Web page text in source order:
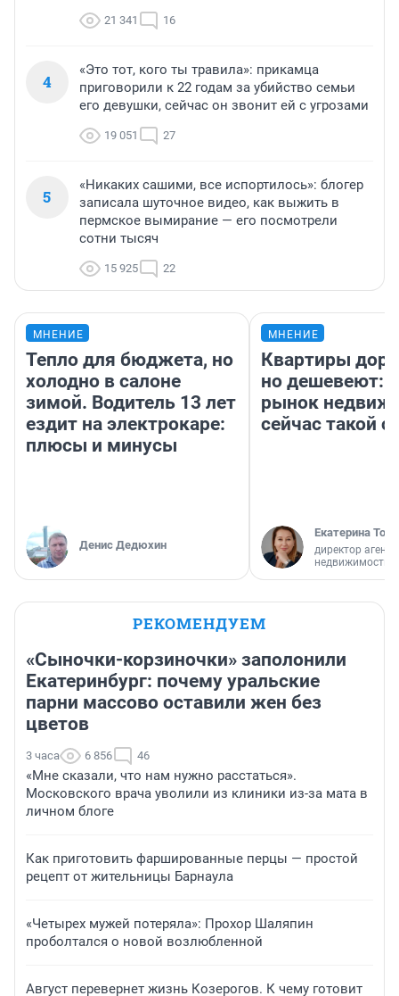
21 341 16
4
«Это тот, кого ты травила»: прикамца
приговорили к 22 годам за убийство семьи
его девушки, сейчас он звонит ей с угрозами
19 051 27
5
«Никаких сашими, все испортилось»: блогер
записала шуточное видео, как выжить в
пермское вымирание — его посмотрели
сотни тысяч
15 925 22
МНЕНИЕ
Тепло для бюджета, но
холодно в салоне
зимой. Водитель 13 лет
ездит на электрокаре:
плюсы и минусы
Денис Дедюхин
МНЕНИЕ
Квартиры
но дешевеют:
рынок
сейчас такой
Екатерина
директор
недвижимости
РЕКОМЕНДУЕМ
«Сыночки-корзиночки» заполонили
Екатеринбург: почему уральские
парни массово оставили жен без
цветов
3 часа 6 856 46
«Мне сказали, что нам нужно расстаться».
Московского врача уволили из клиники из-за мата в
личном блоге
Как приготовить фаршированные перцы — простой
рецепт от жительницы Барнаула
«Четырех мужей потеряла»: Прохор Шаляпин
проболтался о новой возлюбленной
Август перевернет жизнь Козерогов. К чему готовит